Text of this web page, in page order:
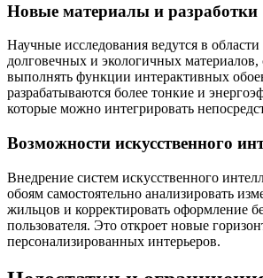
Новые материалы и разработки
Научные исследования ведутся в
долговечных и экологичных
выполнять функции интерактивных
разрабатываются более тонкие и
которые можно интегрировать
Возможности искусственного
Внедрение систем искусственного
обоям самостоятельно анализировать
жильцов и корректировать оформление
пользователя. Это откроет новые
персонализированных интерьеров.